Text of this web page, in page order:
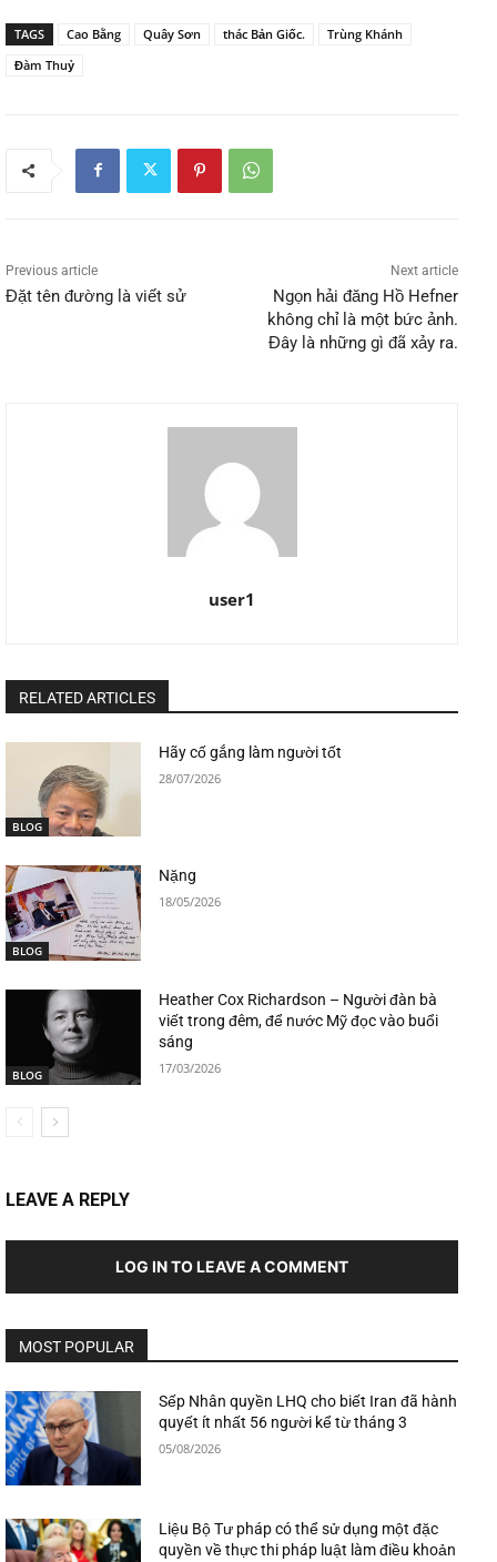
TAGS Cao Bằng Quây Sơn thác Bản Giốc.
Trùng Khánh
Đàm Thuỷ
Previous article
Đặt tên đường là viết sử
Next article
Ngọn hải đăng Hồ Hefner
không chỉ là một bức ảnh.
Đây là những gì đã xảy ra.
user1
RELATED ARTICLES
BLOG
Hãy cố gắng làm người tốt
28/07/2026
BLOG
Nặng
18/05/2026
BLOG
Heather Cox Richardson – Người đàn bà
viết trong đêm, để nước Mỹ đọc vào buổi
sáng
17/03/2026
LEAVE A REPLY
LOG IN TO LEAVE A COMMENT
MOST POPULAR
Sếp Nhân quyền LHQ cho biết Iran đã hành
quyết ít nhất 56 người kể từ tháng 3
05/08/2026
Liệu Bộ Tư pháp có thể sử dụng một đặc
quyền về thực thi pháp luật làm điều khoản